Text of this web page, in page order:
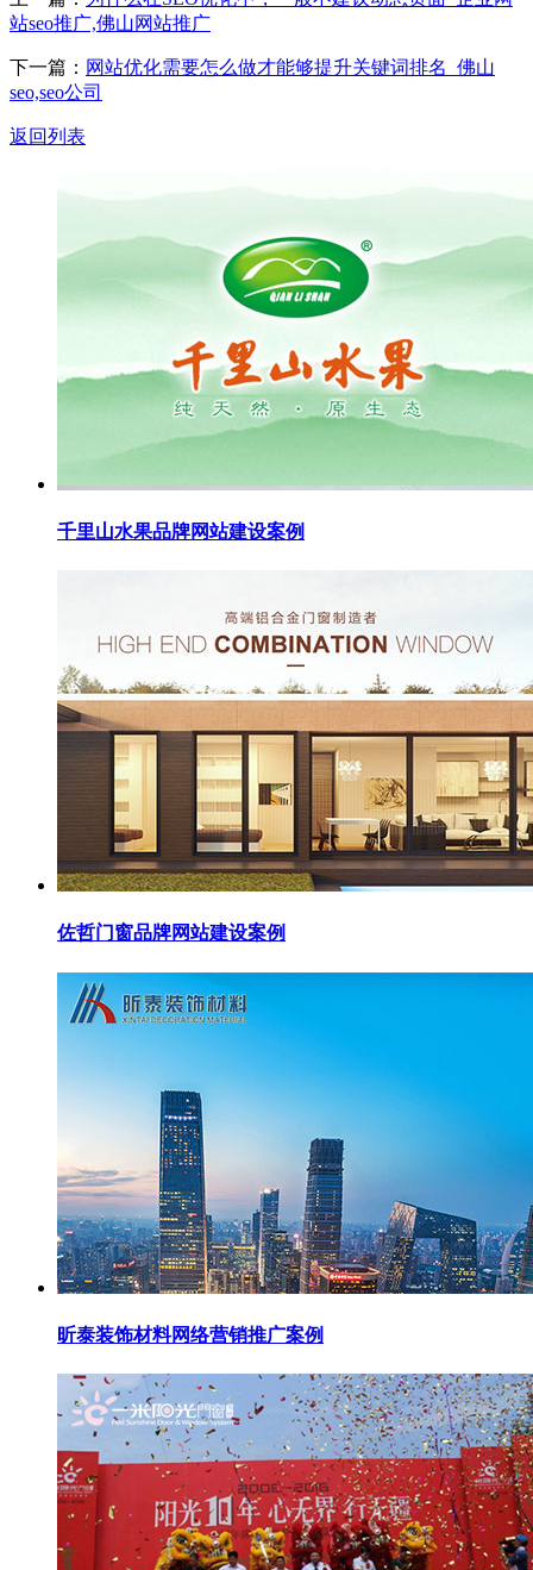
站seo推广,佛山网站推广
下一篇： 网站优化需要怎么做才能够提升关键词排名_佛山
seo,seo公司
返回列表
千里山水果品牌网站建设案例
佐哲门窗品牌网站建设案例
昕泰装饰材料网络营销推广案例